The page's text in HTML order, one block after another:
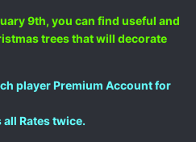
9th, you can find useful and
trees that will decorate
player Premium Account for
Rates twice.